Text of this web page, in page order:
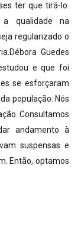
ter que tirá-lo.
a qualidade na
regularizado o
Guedes
e que foi
se esforçaram
população. Nós
Consultamos
andamento à
suspensas e
Então, optamos